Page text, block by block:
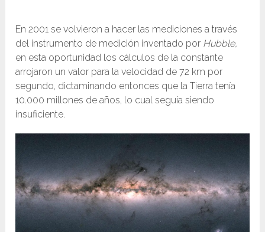
En 2001 se volvieron a hacer las mediciones a través
del instrumento de medición inventado por Hubble,
en esta oportunidad los cálculos de la constante
arrojaron un valor para la velocidad de 72 km por
segundo, dictaminando entonces que la Tierra tenía
10.000 millones de años, lo cual seguía siendo
insuficiente.